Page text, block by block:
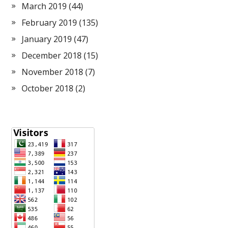
March 2019 (44)
February 2019 (135)
January 2019 (47)
December 2018 (15)
November 2018 (7)
October 2018 (2)